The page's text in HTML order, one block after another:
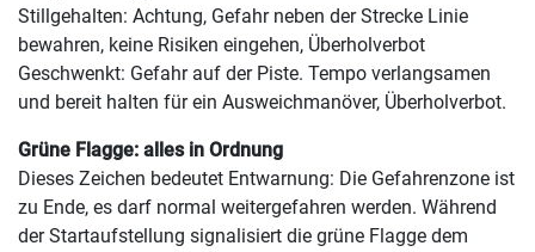
Stillgehalten: Achtung, Gefahr neben der Strecke Linie
bewahren, keine Risiken eingehen, Überholverbot
Geschwenkt: Gefahr auf der Piste. Tempo verlangsamen
und bereit halten für ein Ausweichmanöver, Überholverbot.
Grüne Flagge: alles in Ordnung
Dieses Zeichen bedeutet Entwarnung: Die Gefahrenzone ist
zu Ende, es darf normal weitergefahren werden. Während
der Startaufstellung signalisiert die grüne Flagge dem